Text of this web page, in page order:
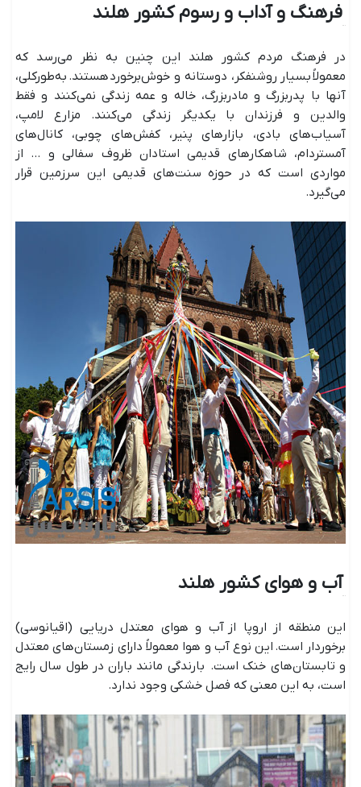
فرهنگ و آداب ‌و رسوم کشور هلند
در فرهنگ مردم کشور هلند این چنین به نظر می‌رسد که
معمولاً بسیار روشنفکر، دوستانه و خوش‌برخورد هستند. به‌طورکلی،
آنها با پدربزرگ و مادربزرگ، خاله و عمه زندگی نمی‌کنند و فقط
والدین و فرزندان با یکدیگر زندگی می‌کنند. مزارع لامپ،
آسیاب‌های بادی، بازارهای پنیر، کفش‌های چوبی، کانال‌های
آمستردام، شاهکارهای قدیمی استادان ظروف سفالی و ... از
مواردی است که در حوزه سنت‌های قدیمی این سرزمین قرار
می‌گیرد.
آب ‌و هوای کشور هلند
این منطقه از اروپا از آب ‌و هوای معتدل دریایی (اقیانوسی)
برخوردار است. این نوع آب ‌و هوا معمولاً دارای زمستان‌های معتدل
و تابستان‌های خنک است. بارندگی مانند باران در طول سال رایج
است، به این معنی که فصل خشکی وجود ندارد.